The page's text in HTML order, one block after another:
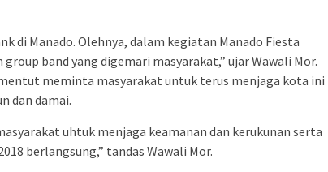
di Manado. Olehnya, dalam kegiatan Manado Fiesta
band yang digemari masyarakat,” ujar Wawali Mor.
meminta masyarakat untuk terus menjaga kota ini
dan damai.
uhtuk menjaga keamanan dan kerukunan serta
berlangsung,” tandas Wawali Mor.